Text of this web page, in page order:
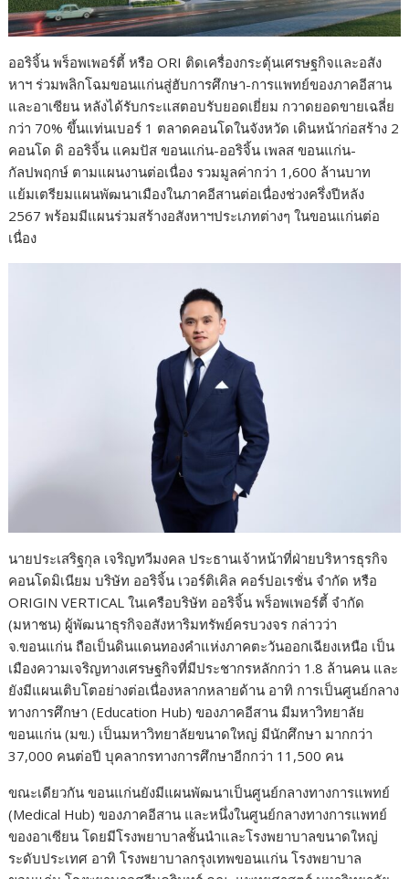
ออริจิ้น พร็อพเพอร์ตี้ หรือ ORI ติดเครื่องกระตุ้นเศรษฐกิจและอสัง
หาฯ ร่วมพลิกโฉมขอนแก่นสู่ฮับการศึกษา-การแพทย์ของภาคอีสาน
และอาเซียน หลังได้รับกระแสตอบรับยอดเยี่ยม กวาดยอดขายเฉลี่ย
กว่า 70% ขึ้นแท่นเบอร์ 1 ตลาดคอนโดในจังหวัด เดินหน้าก่อสร้าง 2
คอนโด ดิ ออริจิ้น แคมปัส ขอนแก่น-ออริจิ้น เพลส ขอนแก่น-
กัลปพฤกษ์ ตามแผนงานต่อเนื่อง รวมมูลค่ากว่า 1,600 ล้านบาท
แย้มเตรียมแผนพัฒนาเมืองในภาคอีสานต่อเนื่องช่วงครึ่งปีหลัง
2567 พร้อมมีแผนร่วมสร้างอสังหาฯประเภทต่างๆ ในขอนแก่นต่อ
เนื่อง
นายประเสริฐกุล เจริญทวีมงคล ประธานเจ้าหน้าที่ฝ่ายบริหารธุรกิจ
คอนโดมิเนียม บริษัท ออริจิ้น เวอร์ติเคิล คอร์ปอเรชั่น จำกัด หรือ
ORIGIN VERTICAL ในเครือบริษัท ออริจิ้น พร็อพเพอร์ตี้ จำกัด
(มหาชน) ผู้พัฒนาธุรกิจอสังหาริมทรัพย์ครบวงจร กล่าวว่า
จ.ขอนแก่น ถือเป็นดินแดนทองคำแห่งภาคตะวันออกเฉียงเหนือ เป็น
เมืองความเจริญทางเศรษฐกิจที่มีประชากรหลักกว่า 1.8 ล้านคน และ
ยังมีแผนเติบโตอย่างต่อเนื่องหลากหลายด้าน อาทิ การเป็นศูนย์กลาง
ทางการศึกษา (Education Hub) ของภาคอีสาน มีมหาวิทยาลัย
ขอนแก่น (มข.) เป็นมหาวิทยาลัยขนาดใหญ่ มีนักศึกษา มากกว่า
37,000 คนต่อปี บุคลากรทางการศึกษาอีกกว่า 11,500 คน
ขณะเดียวกัน ขอนแก่นยังมีแผนพัฒนาเป็นศูนย์กลางทางการแพทย์
(Medical Hub) ของภาคอีสาน และหนึ่งในศูนย์กลางทางการแพทย์
ของอาเซียน โดยมีโรงพยาบาลชั้นนำและโรงพยาบาลขนาดใหญ่
ระดับประเทศ อาทิ โรงพยาบาลกรุงเทพขอนแก่น โรงพยาบาล